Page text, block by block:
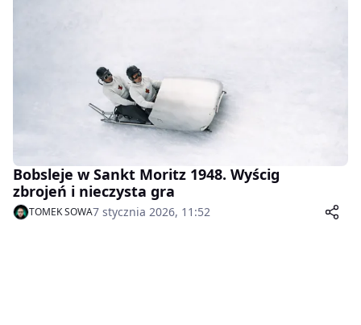
Bobsleje w Sankt Moritz 1948. Wyścig
zbrojeń i nieczysta gra
TOMEK SOWA7 stycznia 2026, 11:52